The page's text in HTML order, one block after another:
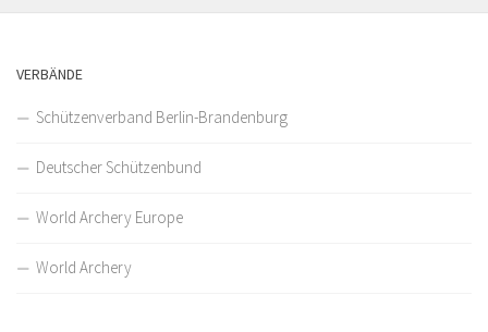
VERBÄNDE
Schützenverband Berlin-Brandenburg
Deutscher Schützenbund
World Archery Europe
World Archery